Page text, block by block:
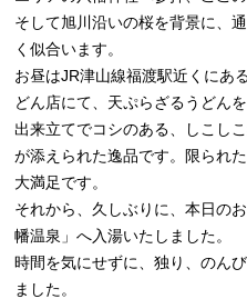
そして旭川沿いの桜を背景に、
く似合います。
お昼はJR津山線福渡駅近くにあ
どん店にて、天ぷらざるうどん
出来立てでコシのある、しこし
が添えられた逸品です。限られ
大満足です。
それから、久しぶりに、本日の
幡温泉」へ入湯いたしました。
時間を気にせずに、独り、のん
ました。